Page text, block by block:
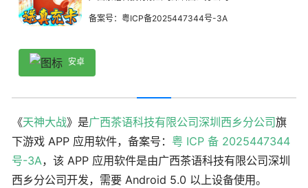
备案号：粤ICP备2025447344号-3A
安卓
《天神大战》是广西茶语科技有限公司深圳西乡分公司旗
下游戏 APP 应用软件，备案号： 粤 ICP 备 2025447344
号-3A，该 APP 应用软件是由广西茶语科技有限公司深圳
西乡分公司开发，需要 Android 5.0 以上设备使用。